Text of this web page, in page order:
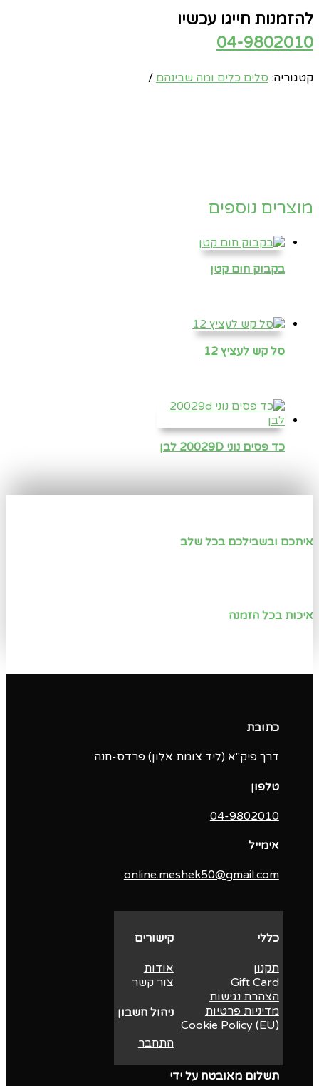
להזמנות חייגו עכשיו
04-9802010
קטגוריה: סלים כלים ומה שבינהם
מוצרים נוספים
בקבוק חום קטן
סל קש לעציץ 12
כד פסים נוני 20029D לבן
איתכם ובשבילכם בכל שלב
איכות בכל הזמנה
תשלום מאובטח על ידי
קישורים
אודות
צור קשר
ניהול חשבון
התחבר
כללי
תקנון
Gift Card
הצהרת נגישות
מדיניות פרטיות
Cookie Policy (EU)
כתובת
דרך פיק"א (ליד צומת אלון) פרדס-חנה
טלפון
04-9802010‬
אימייל
online.meshek50@gmail.com